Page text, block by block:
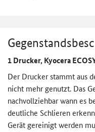
1 Drucker, Kyocera
Der Drucker stammt aus
nicht mehr genutzt. Das
nachvollziehbar wann es
deutliche Schlieren
Gerät gereinigt werden